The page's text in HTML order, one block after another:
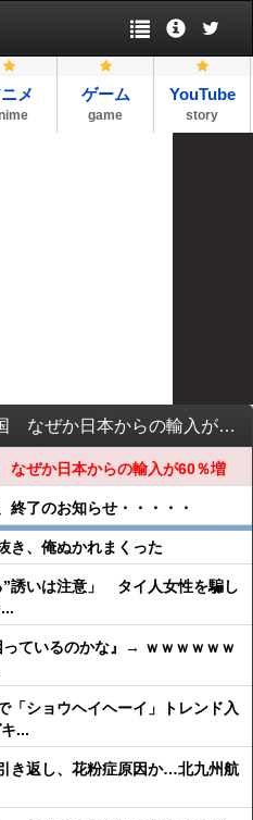
メ ゲーム
game
YouTube
story
【韓国】国産化宣言した韓国 なぜか日本からの輸入が60％増
なぜか日本からの輸入が60％増
終了のお知らせ・・・・・
き、俺ぬかれまくった
”誘いは注意」 タイ人女性を騙し
っているのかな』→ ｗｗｗｗｗｗ
「ショウヘイヘーイ」トレンド入
...
き返し、花粉症原因か…北九州航